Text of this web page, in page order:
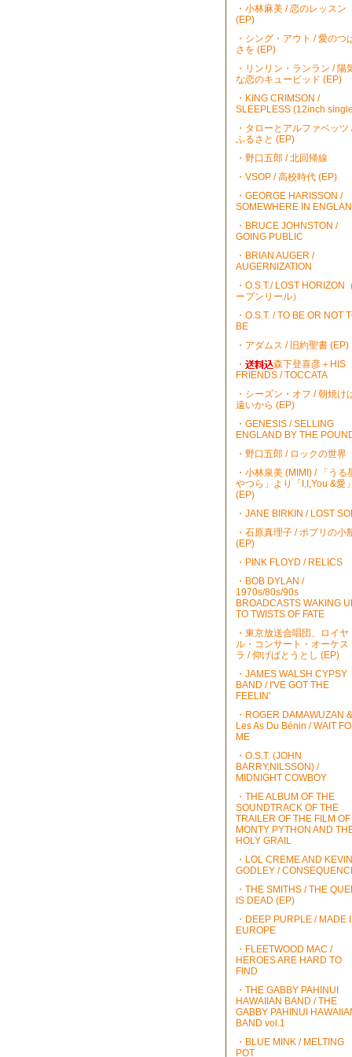
・小林麻美 / 恋のレッスン
(EP)
・シング・アウト / 愛のつ
さを (EP)
・リンリン・ランラン / 陽
な恋のキューピッド (EP)
・KING CRIMSON /
SLEEPLESS (12inch
・タローとアルファベッツ
ふるさと (EP)
・野口五郎 / 北回帰線
・VSOP / 高校時代 (EP)
・GEORGE HARISSON /
SOMEWHERE IN
・BRUCE JOHNSTON /
GOING PUBLIC
・BRIAN AUGER /
AUGERNIZATION
・O.S.T./ LOST HORIZON
ープンリール）
・O.S.T. / TO BE OR NOT
BE
・アダムス / 旧約聖書 (EP)
・
森下登喜彦＋HIS
FRIENDS / TOCCATA
・シーズン・オフ / 朝焼け
遠いから (EP)
・GENESIS / SELLING
ENGLAND BY THE
・野口五郎 / ロックの世界
・小林泉美 (MIMI) / 「うる
やつら」より「I,I,You &愛」
(EP)
・JANE BIRKIN / LOST
・石原真理子 / ポプリの小
(EP)
・PINK FLOYD / RELICS
・BOB DYLAN /
1970s/80s/90s
BROADCASTS WAKING
TO TWISTS OF FATE
・東京放送合唱団、ロイヤ
ル・コンサート・オーケス
ラ / 仰げばとうとし (EP)
・JAMES WALSH CYPSY
BAND / I'VE GOT THE
FEELIN'
・ROGER DAMAWUZAN &
Les As Du Bénin / WAIT
ME
・O.S.T. (JOHN
BARRY,NILSSON) /
MIDNIGHT COWBOY
・THE ALBUM OF THE
SOUNDTRACK OF THE
TRAILER OF THE FILM OF
MONTY PYTHON AND
HOLY GRAIL
・LOL CREME AND KEVIN
GODLEY /
・THE SMITHS / THE
IS DEAD (EP)
・DEEP PURPLE / MADE
EUROPE
・FLEETWOOD MAC /
HEROES ARE HARD TO
FIND
・THE GABBY PAHINUI
HAWAIIAN BAND / THE
GABBY PAHINUI
BAND vol.1
・BLUE MINK / MELTING
POT